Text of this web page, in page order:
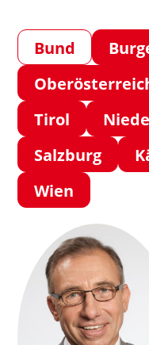
Bund
Tirol
Salzburg
Wien